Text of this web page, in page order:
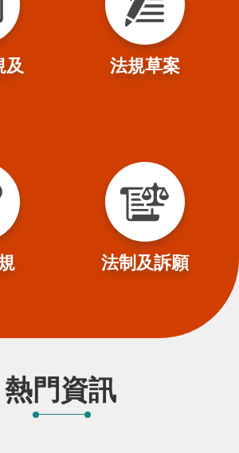
及
法規草案
法制及訴願
熱門資訊